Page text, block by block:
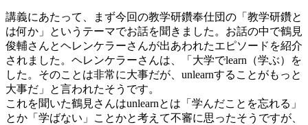
講義にあたって、まず今回の教学研鑽奉仕団の「教学研鑽と
は何か」というテーマでお話を聞きました。お話の中で鶴見
俊輔さんとヘレンケラーさんが出あわれたエピソードを紹介
されました。ヘレンケラーさんは、「大学でlearn（学ぶ）を
した。そのことは非常に大事だが、unlearnすることがもっと
大事だ」と言われたそうです。
これを聞いた鶴見さんはunlearnとは「学んだことを忘れる」
とか「学ばない」ことかと考えて不審に思ったそうですが、